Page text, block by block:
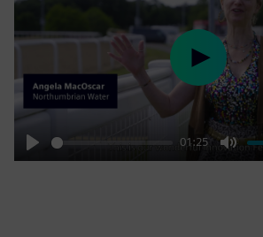
Play
01:25
Mute
Play